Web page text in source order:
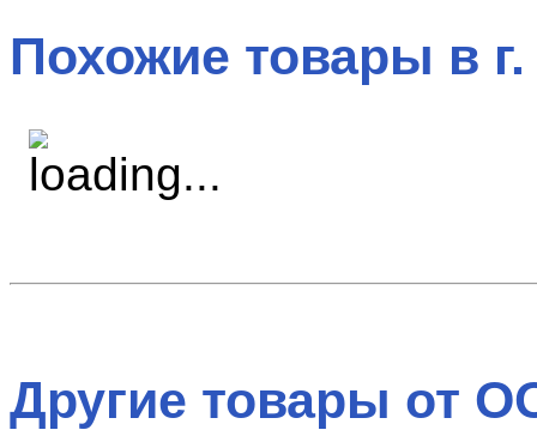
Похожие товары в
Другие товары от